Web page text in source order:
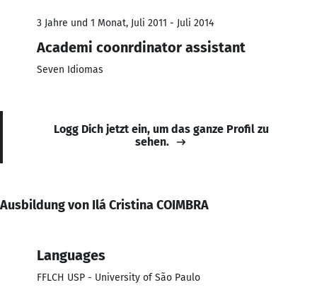
3 Jahre und 1 Monat, Juli 2011 - Juli 2014
Academi coonrdinator assistant
Seven Idiomas
Logg Dich jetzt ein, um das ganze Profil zu
sehen.
Ausbildung von Ilá Cristina COIMBRA
Languages
FFLCH USP - University of São Paulo